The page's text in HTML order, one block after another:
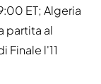
ET; Algeria
partita al
Finale l'11